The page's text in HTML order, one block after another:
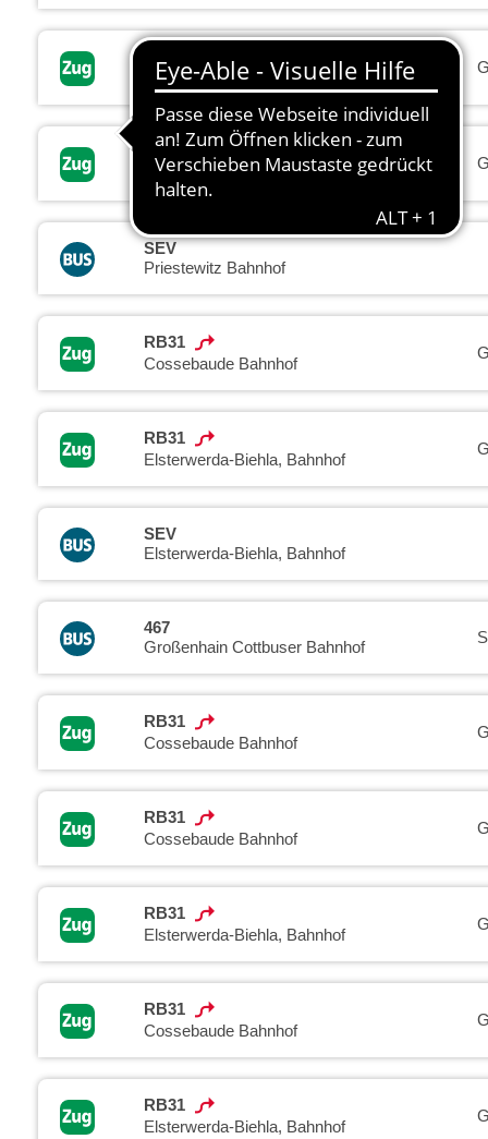
Cossebaude Bahnhof
RB31
Elsterwerda-Biehla, Bahnhof
SEV
Priestewitz Bahnhof
RB31
Cossebaude Bahnhof
RB31
Elsterwerda-Biehla, Bahnhof
SEV
Elsterwerda-Biehla, Bahnhof
467
Großenhain Cottbuser Bahnhof
RB31
Cossebaude Bahnhof
RB31
Cossebaude Bahnhof
RB31
Elsterwerda-Biehla, Bahnhof
RB31
Cossebaude Bahnhof
RB31
Elsterwerda-Biehla, Bahnhof